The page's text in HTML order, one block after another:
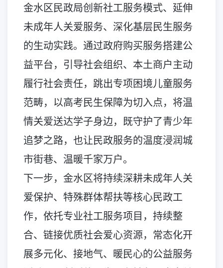
金水区民政局创新社工服务模式、延伸
未成年人关爱服务、深化基层民生服务
的生动实践。通过政府购买服务搭建公
益平台，引导社会组织、本土商户主动
履行社会责任，跳出专项困境儿童服务
范畴，以高考民生保障为切入点，将温
情关爱送达学子身边，既守护了青少年
追梦之路，也让民政服务的温度浸润城
市街巷、温暖千家万户。
下一步，金水区将持续深耕未成年人关
爱保护、特殊群体帮扶等核心民政工
作，依托专业社工服务项目，持续整
合、链接优质社会爱心资源，常态化开
展多元化、接地气、暖民心的公益服务